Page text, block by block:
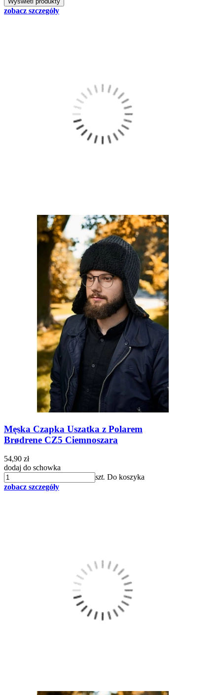
zobacz szczegóły
Męska Czapka Uszatka z Polarem
Brødrene CZ5 Ciemnoszara
54,90 zł
dodaj do schowka
szt. Do koszyka
zobacz szczegóły